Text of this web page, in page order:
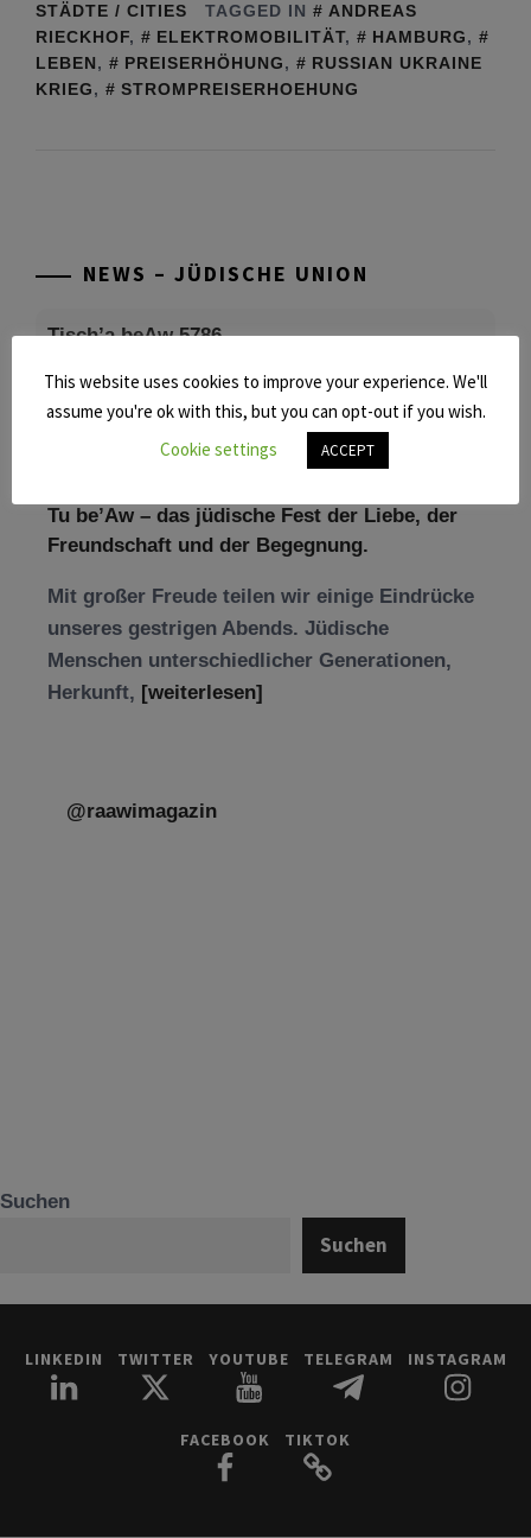
STÄDTE / CITIES
TAGGED IN
ANDREAS
RIECKHOF, ELEKTROMOBILITÄT, HAMBURG,
LEBEN, PREISERHÖHUNG,
RUSSIAN UKRAINE
KRIEG, STROMPREISERHOEHUNG
NEWS – JÜDISCHE UNION
Tisch’a beAw 5786
Am 9. Aw, an Tisch’a beAw, erinnern wir uns
an die Zerstörung des Ersten und
[weiterlesen]
Tu be’Aw – das jüdische Fest der Liebe, der
Freundschaft und der Begegnung.
Mit großer Freude teilen wir einige Eindrücke
unseres gestrigen Abends. Jüdische
Menschen unterschiedlicher Generationen,
Herkunft, [weiterlesen]
@raawimagazin
Suchen
Suchen
LINKEDIN TWITTER YOUTUBE TELEGRAM INSTAGRAM
FACEBOOK TIKTOK
This website uses cookies to improve your experience. We'll
assume you're ok with this, but you can opt-out if you wish.
Cookie settings
ACCEPT